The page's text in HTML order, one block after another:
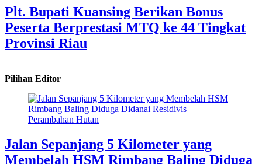
Plt. Bupati Kuansing Berikan Bonus
Peserta Berprestasi MTQ ke 44 Tingkat
Provinsi Riau
Pilihan Editor
Jalan Sepanjang 5 Kilometer yang
Membelah HSM Rimbang Baling Diduga